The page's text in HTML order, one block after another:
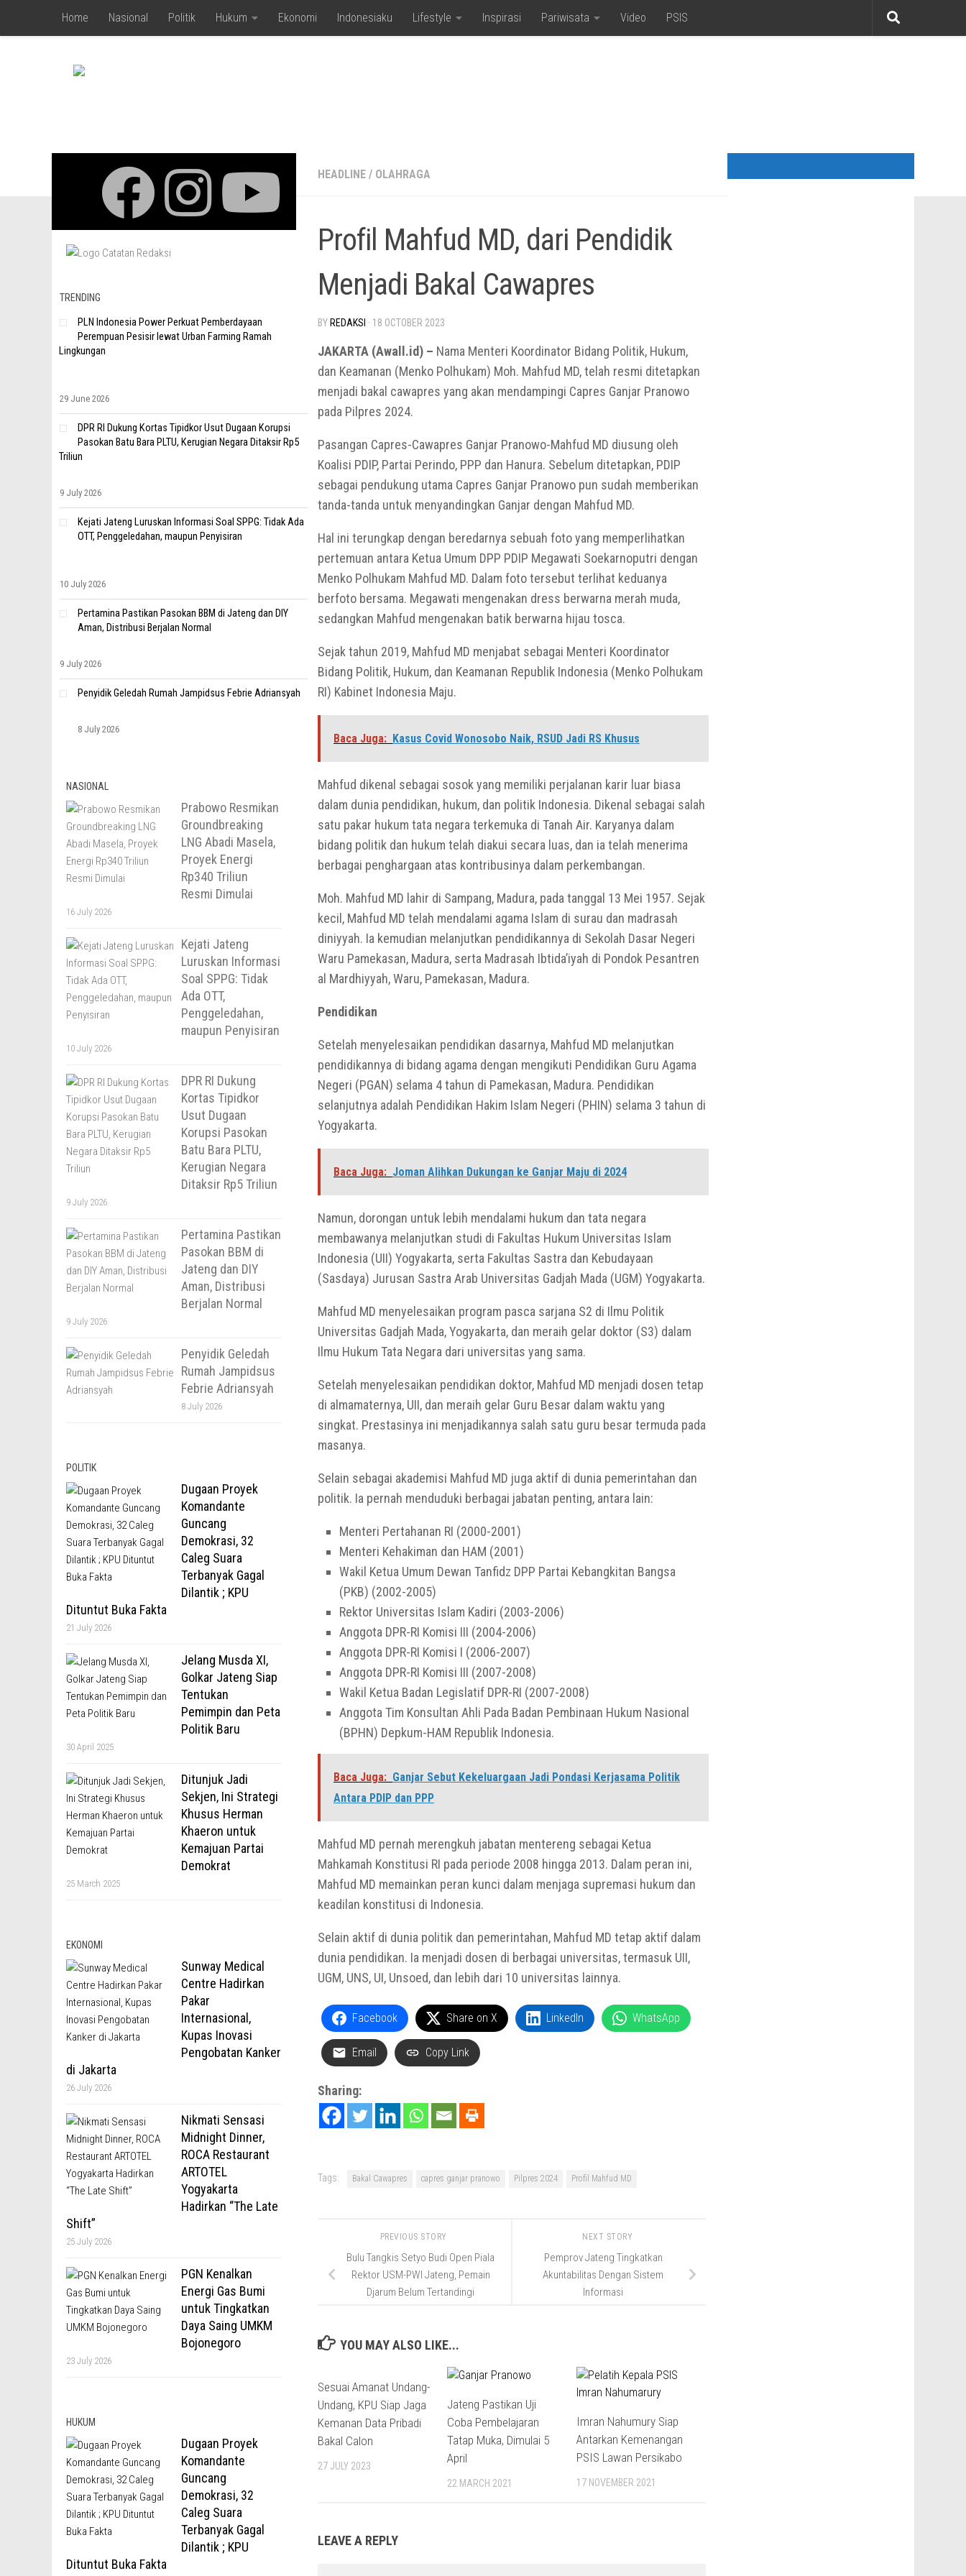
Skip to content
Home Nasional Politik Hukum Ekonomi Indonesiaku Lifestyle Inspirasi Pariwisata Video PSIS
HEADLINE / OLAHRAGA
Profil Mahfud MD, dari Pendidik
Menjadi Bakal Cawapres
BY REDAKSI · 18 OCTOBER 2023
JAKARTA (Awall.id) – Nama Menteri Koordinator Bidang Politik, Hukum,
dan Keamanan (Menko Polhukam) Moh. Mahfud MD, telah resmi ditetapkan
menjadi bakal cawapres yang akan mendampingi Capres Ganjar Pranowo
pada Pilpres 2024.
Pasangan Capres-Cawapres Ganjar Pranowo-Mahfud MD diusung oleh
Koalisi PDIP, Partai Perindo, PPP dan Hanura. Sebelum ditetapkan, PDIP
sebagai pendukung utama Capres Ganjar Pranowo pun sudah memberikan
tanda-tanda untuk menyandingkan Ganjar dengan Mahfud MD.
Hal ini terungkap dengan beredarnya sebuah foto yang memperlihatkan
pertemuan antara Ketua Umum DPP PDIP Megawati Soekarnoputri dengan
Menko Polhukam Mahfud MD. Dalam foto tersebut terlihat keduanya
berfoto bersama. Megawati mengenakan dress berwarna merah muda,
sedangkan Mahfud mengenakan batik berwarna hijau tosca.
Sejak tahun 2019, Mahfud MD menjabat sebagai Menteri Koordinator
Bidang Politik, Hukum, dan Keamanan Republik Indonesia (Menko Polhukam
RI) Kabinet Indonesia Maju.
Baca Juga: Kasus Covid Wonosobo Naik, RSUD Jadi RS Khusus
Mahfud dikenal sebagai sosok yang memiliki perjalanan karir luar biasa
dalam dunia pendidikan, hukum, dan politik Indonesia. Dikenal sebagai salah
satu pakar hukum tata negara terkemuka di Tanah Air. Karyanya dalam
bidang politik dan hukum telah diakui secara luas, dan ia telah menerima
berbagai penghargaan atas kontribusinya dalam perkembangan.
Moh. Mahfud MD lahir di Sampang, Madura, pada tanggal 13 Mei 1957. Sejak
kecil, Mahfud MD telah mendalami agama Islam di surau dan madrasah
diniyyah. Ia kemudian melanjutkan pendidikannya di Sekolah Dasar Negeri
Waru Pamekasan, Madura, serta Madrasah Ibtida’iyah di Pondok Pesantren
al Mardhiyyah, Waru, Pamekasan, Madura.
Pendidikan
Setelah menyelesaikan pendidikan dasarnya, Mahfud MD melanjutkan
pendidikannya di bidang agama dengan mengikuti Pendidikan Guru Agama
Negeri (PGAN) selama 4 tahun di Pamekasan, Madura. Pendidikan
selanjutnya adalah Pendidikan Hakim Islam Negeri (PHIN) selama 3 tahun di
Yogyakarta.
Baca Juga: Joman Alihkan Dukungan ke Ganjar Maju di 2024
Namun, dorongan untuk lebih mendalami hukum dan tata negara
membawanya melanjutkan studi di Fakultas Hukum Universitas Islam
Indonesia (UII) Yogyakarta, serta Fakultas Sastra dan Kebudayaan
(Sasdaya) Jurusan Sastra Arab Universitas Gadjah Mada (UGM) Yogyakarta.
Mahfud MD menyelesaikan program pasca sarjana S2 di Ilmu Politik
Universitas Gadjah Mada, Yogyakarta, dan meraih gelar doktor (S3) dalam
Ilmu Hukum Tata Negara dari universitas yang sama.
Setelah menyelesaikan pendidikan doktor, Mahfud MD menjadi dosen tetap
di almamaternya, UII, dan meraih gelar Guru Besar dalam waktu yang
singkat. Prestasinya ini menjadikannya salah satu guru besar termuda pada
masanya.
Selain sebagai akademisi Mahfud MD juga aktif di dunia pemerintahan dan
politik. Ia pernah menduduki berbagai jabatan penting, antara lain:
Menteri Pertahanan RI (2000-2001)
Menteri Kehakiman dan HAM (2001)
Wakil Ketua Umum Dewan Tanfidz DPP Partai Kebangkitan Bangsa
(PKB) (2002-2005)
Rektor Universitas Islam Kadiri (2003-2006)
Anggota DPR-RI Komisi III (2004-2006)
Anggota DPR-RI Komisi I (2006-2007)
Anggota DPR-RI Komisi III (2007-2008)
Wakil Ketua Badan Legislatif DPR-RI (2007-2008)
Anggota Tim Konsultan Ahli Pada Badan Pembinaan Hukum Nasional
(BPHN) Depkum-HAM Republik Indonesia.
Baca Juga: Ganjar Sebut Kekeluargaan Jadi Pondasi Kerjasama Politik
Antara PDIP dan PPP
Mahfud MD pernah merengkuh jabatan mentereng sebagai Ketua
Mahkamah Konstitusi RI pada periode 2008 hingga 2013. Dalam peran ini,
Mahfud MD memainkan peran kunci dalam menjaga supremasi hukum dan
keadilan konstitusi di Indonesia.
Selain aktif di dunia politik dan pemerintahan, Mahfud MD tetap aktif dalam
dunia pendidikan. Ia menjadi dosen di berbagai universitas, termasuk UII,
UGM, UNS, UI, Unsoed, dan lebih dari 10 universitas lainnya.
Facebook Share on X LinkedIn WhatsApp
Email Copy Link
Sharing:
Tags: Bakal Cawapres capres ganjar pranowo Pilpres 2024 Profil Mahfud MD
NEXT STORY
Pemprov Jateng Tingkatkan
Akuntabilitas Dengan Sistem
Informasi
PREVIOUS STORY
Bulu Tangkis Setyo Budi Open Piala
Rektor USM-PWI Jateng, Pemain
Djarum Belum Tertandingi
YOU MAY ALSO LIKE...
Sesuai Amanat Undang-
Undang, KPU Siap Jaga
Kemanan Data Pribadi
Bakal Calon
27 JULY 2023
Jateng Pastikan Uji
Coba Pembelajaran
Tatap Muka, Dimulai 5
April
22 MARCH 2021
Imran Nahumury Siap
Antarkan Kemenangan
PSIS Lawan Persikabo
17 NOVEMBER 2021
LEAVE A REPLY
TRENDING
PLN Indonesia Power Perkuat Pemberdayaan
Perempuan Pesisir lewat Urban Farming Ramah
Lingkungan
29 June 2026
DPR RI Dukung Kortas Tipidkor Usut Dugaan Korupsi
Pasokan Batu Bara PLTU, Kerugian Negara Ditaksir Rp5
Triliun
9 July 2026
Kejati Jateng Luruskan Informasi Soal SPPG: Tidak Ada
OTT, Penggeledahan, maupun Penyisiran
10 July 2026
Pertamina Pastikan Pasokan BBM di Jateng dan DIY
Aman, Distribusi Berjalan Normal
9 July 2026
Penyidik Geledah Rumah Jampidsus Febrie Adriansyah
8 July 2026
NASIONAL
Prabowo Resmikan
Groundbreaking
LNG Abadi Masela,
Proyek Energi
Rp340 Triliun
Resmi Dimulai
16 July 2026
Kejati Jateng
Luruskan Informasi
Soal SPPG: Tidak
Ada OTT,
Penggeledahan,
maupun Penyisiran
10 July 2026
DPR RI Dukung
Kortas Tipidkor
Usut Dugaan
Korupsi Pasokan
Batu Bara PLTU,
Kerugian Negara
Ditaksir Rp5 Triliun
9 July 2026
Pertamina Pastikan
Pasokan BBM di
Jateng dan DIY
Aman, Distribusi
Berjalan Normal
9 July 2026
Penyidik Geledah
Rumah Jampidsus
Febrie Adriansyah
8 July 2026
POLITIK
Dugaan Proyek
Komandante
Guncang
Demokrasi, 32
Caleg Suara
Terbanyak Gagal
Dilantik ; KPU
Dituntut Buka Fakta
21 July 2026
Jelang Musda XI,
Golkar Jateng Siap
Tentukan
Pemimpin dan Peta
Politik Baru
30 April 2025
Ditunjuk Jadi
Sekjen, Ini Strategi
Khusus Herman
Khaeron untuk
Kemajuan Partai
Demokrat
25 March 2025
EKONOMI
Sunway Medical
Centre Hadirkan
Pakar
Internasional,
Kupas Inovasi
Pengobatan Kanker
di Jakarta
26 July 2026
Nikmati Sensasi
Midnight Dinner,
ROCA Restaurant
ARTOTEL
Yogyakarta
Hadirkan “The Late
Shift”
25 July 2026
PGN Kenalkan
Energi Gas Bumi
untuk Tingkatkan
Daya Saing UMKM
Bojonegoro
23 July 2026
HUKUM
Dugaan Proyek
Komandante
Guncang
Demokrasi, 32
Caleg Suara
Terbanyak Gagal
Dilantik ; KPU
Dituntut Buka Fakta